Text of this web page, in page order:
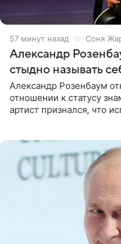
58 минут назад Соня
Александр
стыдно называть
Александр Розенбаум
отношении к статусу
артист признался, что